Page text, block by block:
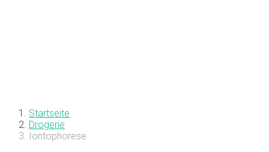
Startseite
Drogerie
Iontophorese